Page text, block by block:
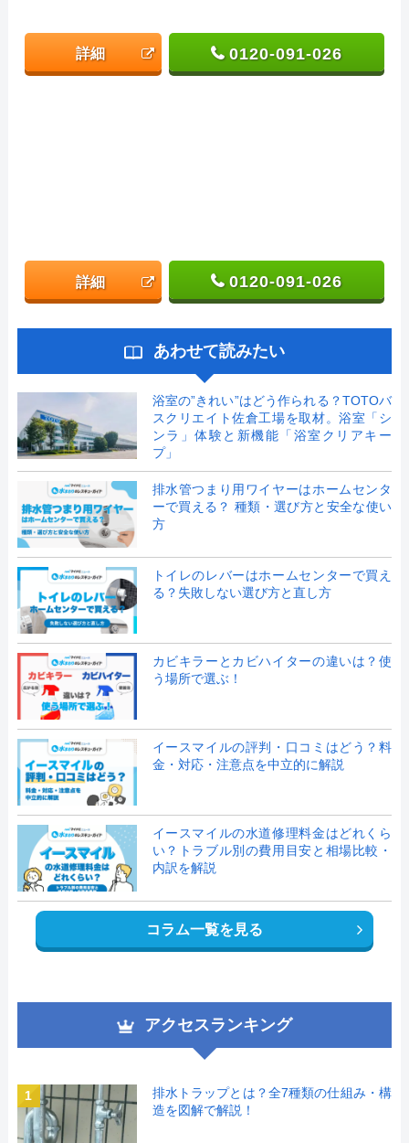
詳細 0120-091-026
詳細 0120-091-026
あわせて読みたい
浴室の”きれい”はどう作られる？TOTOバ
スクリエイト佐倉工場を取材。浴室「シ
ンラ」体験と新機能「浴室クリアキー
プ」
排水管つまり用ワイヤーはホームセンタ
ーで買える？ 種類・選び方と安全な使い
方
トイレのレバーはホームセンターで買え
る？失敗しない選び方と直し方
カビキラーとカビハイターの違いは？使
う場所で選ぶ！
イースマイルの評判・口コミはどう？料
金・対応・注意点を中立的に解説
イースマイルの水道修理料金はどれくら
い？トラブル別の費用目安と相場比較・
内訳を解説
コラム一覧を見る
アクセスランキング
1
排水トラップとは？全7種類の仕組み・構
造を図解で解説！